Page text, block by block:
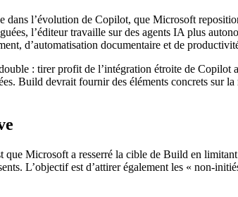
l’évolution de Copilot, que Microsoft
l’éditeur travaille sur des agents IA plus
d’automatisation documentaire et de
: tirer profit de l’intégration étroite de
Build devrait fournir des éléments concrets
que Microsoft a resserré la cible de Build en
L’objectif est d’attirer également les « non-